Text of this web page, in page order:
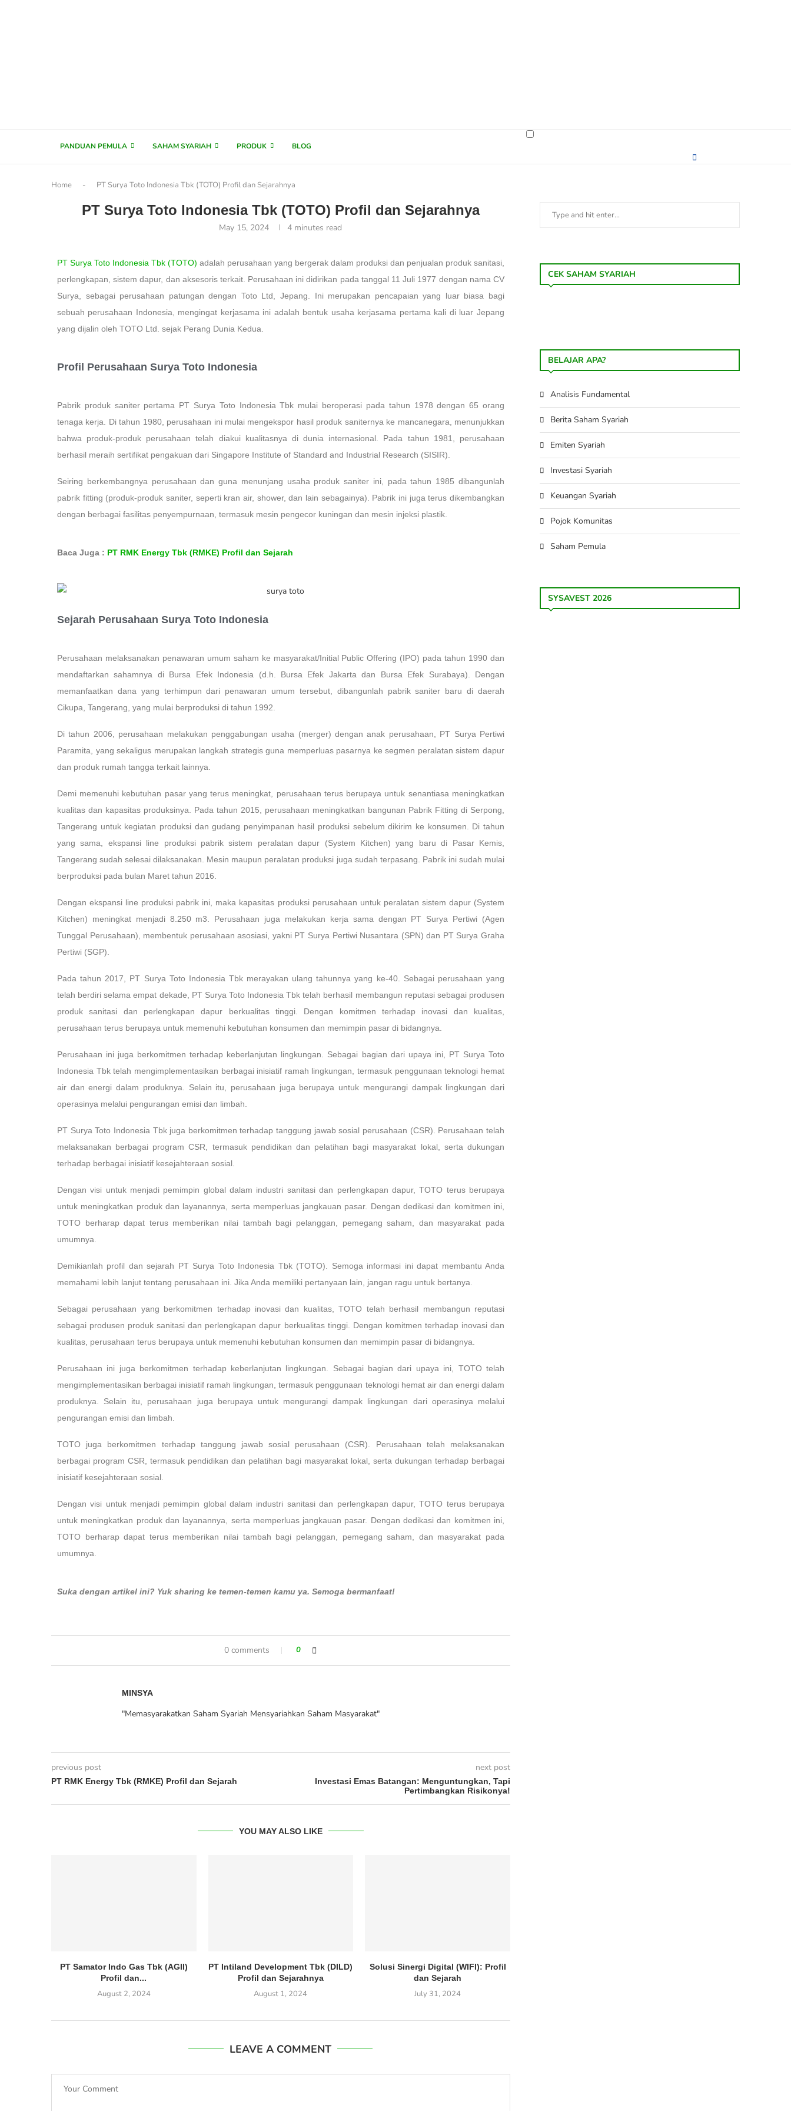
PANDUAN PEMULA SAHAM SYARIAH PRODUK BLOG
Home - PT Surya Toto Indonesia Tbk (TOTO) Profil dan Sejarahnya
PT Surya Toto Indonesia Tbk (TOTO) Profil dan Sejarahnya
May 15, 2024 4 minutes read
PT Surya Toto Indonesia Tbk (TOTO) adalah perusahaan yang bergerak dalam produksi dan penjualan produk sanitasi,
perlengkapan, sistem dapur, dan aksesoris terkait. Perusahaan ini didirikan pada tanggal 11 Juli 1977 dengan nama CV
Surya, sebagai perusahaan patungan dengan Toto Ltd, Jepang. Ini merupakan pencapaian yang luar biasa bagi
sebuah perusahaan Indonesia, mengingat kerjasama ini adalah bentuk usaha kerjasama pertama kali di luar Jepang
yang dijalin oleh TOTO Ltd. sejak Perang Dunia Kedua.
Profil Perusahaan Surya Toto Indonesia
Pabrik produk saniter pertama PT Surya Toto Indonesia Tbk mulai beroperasi pada tahun 1978 dengan 65 orang
tenaga kerja. Di tahun 1980, perusahaan ini mulai mengekspor hasil produk saniternya ke mancanegara, menunjukkan
bahwa produk-produk perusahaan telah diakui kualitasnya di dunia internasional. Pada tahun 1981, perusahaan
berhasil meraih sertifikat pengakuan dari Singapore Institute of Standard and Industrial Research (SISIR).
Seiring berkembangnya perusahaan dan guna menunjang usaha produk saniter ini, pada tahun 1985 dibangunlah
pabrik fitting (produk-produk saniter, seperti kran air, shower, dan lain sebagainya). Pabrik ini juga terus dikembangkan
dengan berbagai fasilitas penyempurnaan, termasuk mesin pengecor kuningan dan mesin injeksi plastik.
Baca Juga : PT RMK Energy Tbk (RMKE) Profil dan Sejarah
Sejarah Perusahaan Surya Toto Indonesia
Perusahaan melaksanakan penawaran umum saham ke masyarakat/Initial Public Offering (IPO) pada tahun 1990 dan
mendaftarkan sahamnya di Bursa Efek Indonesia (d.h. Bursa Efek Jakarta dan Bursa Efek Surabaya). Dengan
memanfaatkan dana yang terhimpun dari penawaran umum tersebut, dibangunlah pabrik saniter baru di daerah
Cikupa, Tangerang, yang mulai berproduksi di tahun 1992.
Di tahun 2006, perusahaan melakukan penggabungan usaha (merger) dengan anak perusahaan, PT Surya Pertiwi
Paramita, yang sekaligus merupakan langkah strategis guna memperluas pasarnya ke segmen peralatan sistem dapur
dan produk rumah tangga terkait lainnya.
Demi memenuhi kebutuhan pasar yang terus meningkat, perusahaan terus berupaya untuk senantiasa meningkatkan
kualitas dan kapasitas produksinya. Pada tahun 2015, perusahaan meningkatkan bangunan Pabrik Fitting di Serpong,
Tangerang untuk kegiatan produksi dan gudang penyimpanan hasil produksi sebelum dikirim ke konsumen. Di tahun
yang sama, ekspansi line produksi pabrik sistem peralatan dapur (System Kitchen) yang baru di Pasar Kemis,
Tangerang sudah selesai dilaksanakan. Mesin maupun peralatan produksi juga sudah terpasang. Pabrik ini sudah mulai
berproduksi pada bulan Maret tahun 2016.
Dengan ekspansi line produksi pabrik ini, maka kapasitas produksi perusahaan untuk peralatan sistem dapur (System
Kitchen) meningkat menjadi 8.250 m3. Perusahaan juga melakukan kerja sama dengan PT Surya Pertiwi (Agen
Tunggal Perusahaan), membentuk perusahaan asosiasi, yakni PT Surya Pertiwi Nusantara (SPN) dan PT Surya Graha
Pertiwi (SGP).
Pada tahun 2017, PT Surya Toto Indonesia Tbk merayakan ulang tahunnya yang ke-40. Sebagai perusahaan yang
telah berdiri selama empat dekade, PT Surya Toto Indonesia Tbk telah berhasil membangun reputasi sebagai produsen
produk sanitasi dan perlengkapan dapur berkualitas tinggi. Dengan komitmen terhadap inovasi dan kualitas,
perusahaan terus berupaya untuk memenuhi kebutuhan konsumen dan memimpin pasar di bidangnya.
Perusahaan ini juga berkomitmen terhadap keberlanjutan lingkungan. Sebagai bagian dari upaya ini, PT Surya Toto
Indonesia Tbk telah mengimplementasikan berbagai inisiatif ramah lingkungan, termasuk penggunaan teknologi hemat
air dan energi dalam produknya. Selain itu, perusahaan juga berupaya untuk mengurangi dampak lingkungan dari
operasinya melalui pengurangan emisi dan limbah.
PT Surya Toto Indonesia Tbk juga berkomitmen terhadap tanggung jawab sosial perusahaan (CSR). Perusahaan telah
melaksanakan berbagai program CSR, termasuk pendidikan dan pelatihan bagi masyarakat lokal, serta dukungan
terhadap berbagai inisiatif kesejahteraan sosial.
Dengan visi untuk menjadi pemimpin global dalam industri sanitasi dan perlengkapan dapur, TOTO terus berupaya
untuk meningkatkan produk dan layanannya, serta memperluas jangkauan pasar. Dengan dedikasi dan komitmen ini,
TOTO berharap dapat terus memberikan nilai tambah bagi pelanggan, pemegang saham, dan masyarakat pada
umumnya.
Demikianlah profil dan sejarah PT Surya Toto Indonesia Tbk (TOTO). Semoga informasi ini dapat membantu Anda
memahami lebih lanjut tentang perusahaan ini. Jika Anda memiliki pertanyaan lain, jangan ragu untuk bertanya.
Sebagai perusahaan yang berkomitmen terhadap inovasi dan kualitas, TOTO telah berhasil membangun reputasi
sebagai produsen produk sanitasi dan perlengkapan dapur berkualitas tinggi. Dengan komitmen terhadap inovasi dan
kualitas, perusahaan terus berupaya untuk memenuhi kebutuhan konsumen dan memimpin pasar di bidangnya.
Perusahaan ini juga berkomitmen terhadap keberlanjutan lingkungan. Sebagai bagian dari upaya ini, TOTO telah
mengimplementasikan berbagai inisiatif ramah lingkungan, termasuk penggunaan teknologi hemat air dan energi dalam
produknya. Selain itu, perusahaan juga berupaya untuk mengurangi dampak lingkungan dari operasinya melalui
pengurangan emisi dan limbah.
TOTO juga berkomitmen terhadap tanggung jawab sosial perusahaan (CSR). Perusahaan telah melaksanakan
berbagai program CSR, termasuk pendidikan dan pelatihan bagi masyarakat lokal, serta dukungan terhadap berbagai
inisiatif kesejahteraan sosial.
Dengan visi untuk menjadi pemimpin global dalam industri sanitasi dan perlengkapan dapur, TOTO terus berupaya
untuk meningkatkan produk dan layanannya, serta memperluas jangkauan pasar. Dengan dedikasi dan komitmen ini,
TOTO berharap dapat terus memberikan nilai tambah bagi pelanggan, pemegang saham, dan masyarakat pada
umumnya.
Suka dengan artikel ini? Yuk sharing ke temen-temen kamu ya. Semoga bermanfaat!
0 comments 0
MINSYA
"Memasyarakatkan Saham Syariah Mensyariahkan Saham Masyarakat"
previous post
PT RMK Energy Tbk (RMKE) Profil dan Sejarah
next post
Investasi Emas Batangan: Menguntungkan, Tapi
Pertimbangkan Risikonya!
YOU MAY ALSO LIKE
PT Samator Indo Gas Tbk (AGII)
Profil dan...
August 2, 2024
PT Intiland Development Tbk (DILD)
Profil dan Sejarahnya
August 1, 2024
Solusi Sinergi Digital (WIFI): Profil
dan Sejarah
July 31, 2024
LEAVE A COMMENT
CEK SAHAM SYARIAH
BELAJAR APA?
Analisis Fundamental
Berita Saham Syariah
Emiten Syariah
Investasi Syariah
Keuangan Syariah
Pojok Komunitas
Saham Pemula
SYSAVEST 2026